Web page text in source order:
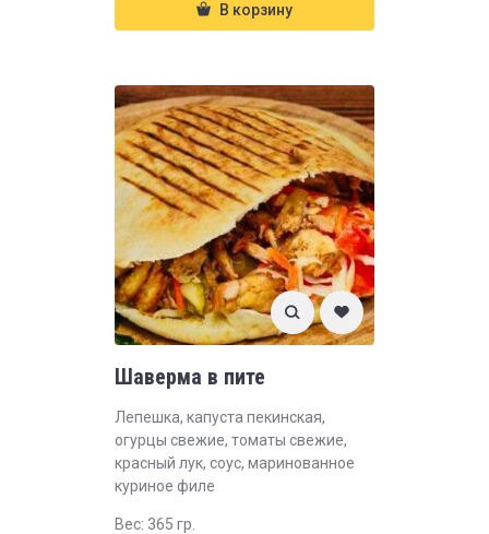
В корзину
Шаверма в пите
Лепешка, капуста пекинская,
огурцы свежие, томаты свежие,
красный лук, соус, маринованное
куриное филе
Вес: 365 гр.